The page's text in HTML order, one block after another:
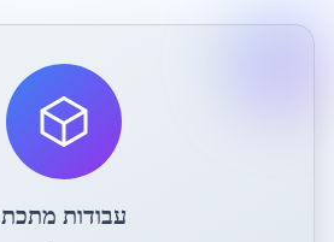
עבודות מתכת